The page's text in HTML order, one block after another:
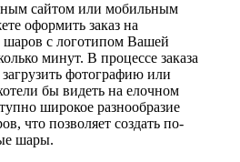
сайтом или мобильным
оформить заказ на
шаров с логотипом Вашей
минут. В процессе заказа
фотографию или
бы видеть на елочном
широкое разнообразие
что позволяет создать по-
шары.